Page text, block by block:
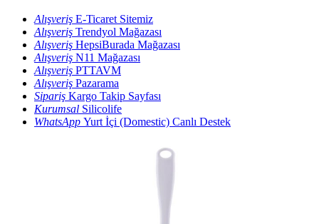
Alışveriş E-Ticaret Sitemiz
Alışveriş Trendyol Mağazası
Alışveriş HepsiBurada Mağazası
Alışveriş N11 Mağazası
Alışveriş PTTAVM
Alışveriş Pazarama
Sipariş Kargo Takip Sayfası
Kurumsal Silicolife
WhatsApp Yurt İçi (Domestic) Canlı Destek